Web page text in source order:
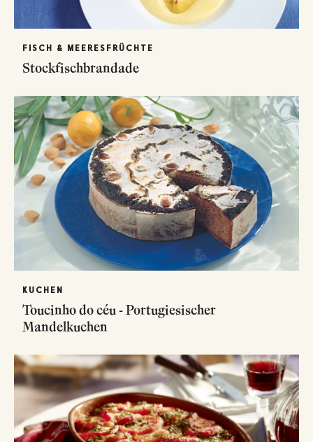
FISCH & MEERESFRÜCHTE
Stockfischbrandade
KUCHEN
Toucinho do céu - Portugiesischer
Mandelkuchen